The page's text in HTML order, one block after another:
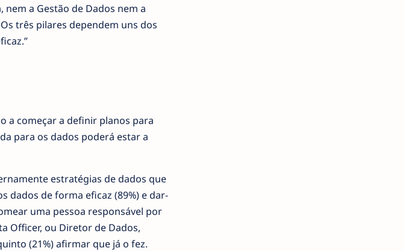
a Gestão de Dados nem a
três pilares dependem uns dos
a começar a definir planos para
para os dados poderá estar a
estratégias de dados que
dados de forma eficaz (89%) e dar-
uma pessoa responsável por
Officer, ou Diretor de Dados,
(21%) afirmar que já o fez.